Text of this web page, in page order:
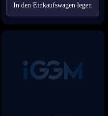
In den Einkaufswagen legen